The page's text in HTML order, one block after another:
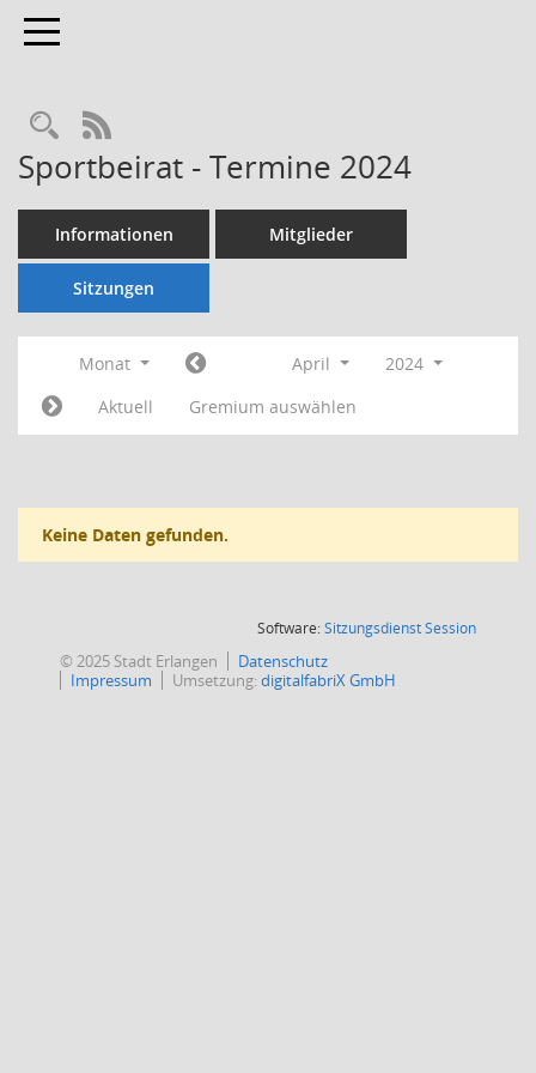
Toggle navigation
Rechercheauswahl
RSS-Feed
Sportbeirat - Termine 2024
Informationen Mitglieder
Sitzungen
Monat April
2024
Aktuell
Gremium auswählen
Keine Daten gefunden.
Software:SitzungsdienstSession(Wird in
© 2025 Stadt Erlangen
Datenschutz
Impressum
Umsetzung:digitalfabriX GmbH